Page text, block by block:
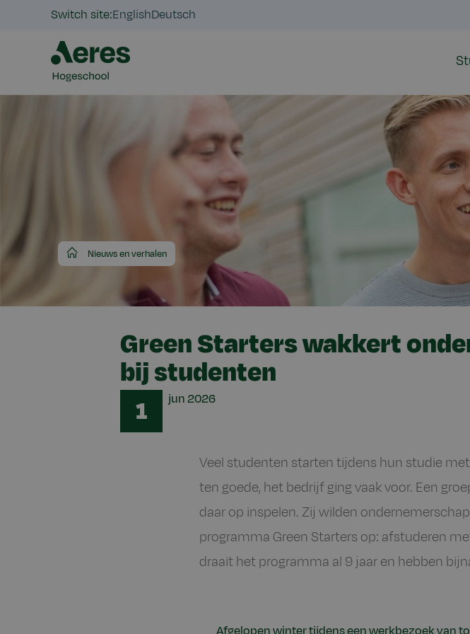
Switch site:EnglishDeutsch
Aeres
Hogeschool
Nieuws en verhalen
Green Starters wakkert
bij studenten
1 jun2026
Veel studenten starten tijdens hun studie
ten goede, het bedrijf ging vaak voor. Een
daar op inspelen. Zij wilden
programma Green Starters op: afstuderen
draait het programma al 9 jaar en hebben